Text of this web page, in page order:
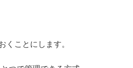
くことにします。